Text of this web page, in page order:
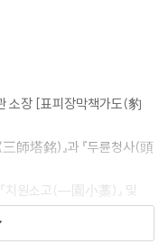
소장 [표피장막책가도(豹
師塔銘)』과 『두륜청사(頭
치원소고(―園小藁)』 및
末)」을 통해 본 양제해 모